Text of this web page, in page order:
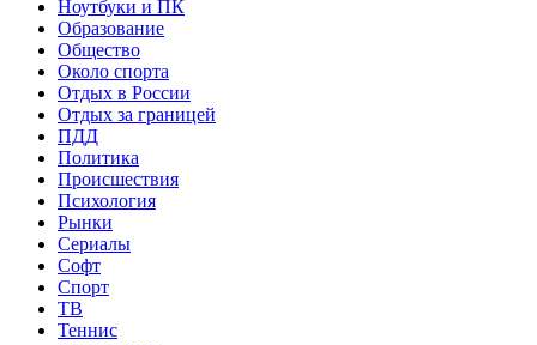
Ноутбуки и ПК
Образование
Общество
Около спорта
Отдых в России
Отдых за границей
ПДД
Политика
Происшествия
Психология
Рынки
Сериалы
Софт
Спорт
ТВ
Теннис